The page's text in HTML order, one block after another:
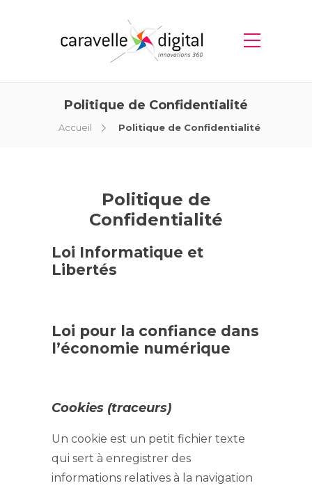
Politique de Confidentialité
Accueil Politique de Confidentialité
Politique de
Confidentialité
Loi Informatique et
Libertés
Loi pour la confiance dans
l’économie numérique
Cookies (traceurs)
Un cookie est un petit fichier texte
qui sert à enregistrer des
informations relatives à la navigation